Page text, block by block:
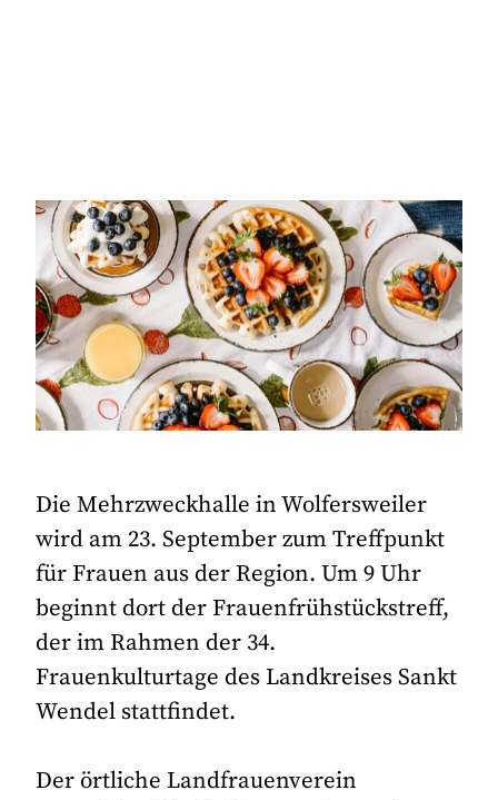
Die Mehrzweckhalle in Wolfersweiler
wird am 23. September zum Treffpunkt
für Frauen aus der Region. Um 9 Uhr
beginnt dort der Frauenfrühstückstreff,
der im Rahmen der 34.
Frauenkulturtage des Landkreises Sankt
Wendel stattfindet.
Der örtliche Landfrauenverein